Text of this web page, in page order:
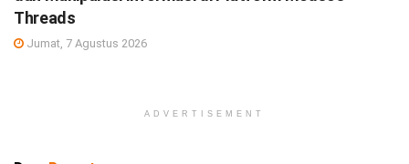
Threads
Jumat, 7 Agustus 2026
ADVERTISEMENT